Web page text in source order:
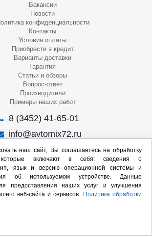
Вакансии
Новости
конфиденциальности
Контакты
Условия оплаты
Приобрести в кредит
Варианты доставки
Гарантия
Статьи и обзоры
Вопрос-ответ
Производители
Примеры наших работ
8 (3452) 41-65-01
info@avtomix72.ru
ул. 50 лет Октября, 120
Пн-Пт
: 09:00 – 19:00
Сб: 10:00 – 17:00
Вс: Выходной
Мы в социальных сетях:
наш сайт, Вы соглашаетесь на обработку
включают в себя: сведения о
язык и версию операционной системы и
об используемом устройстве. Данные
предоставления наших услуг и улучшения
веб-сайта и сервисов. Политика обработки